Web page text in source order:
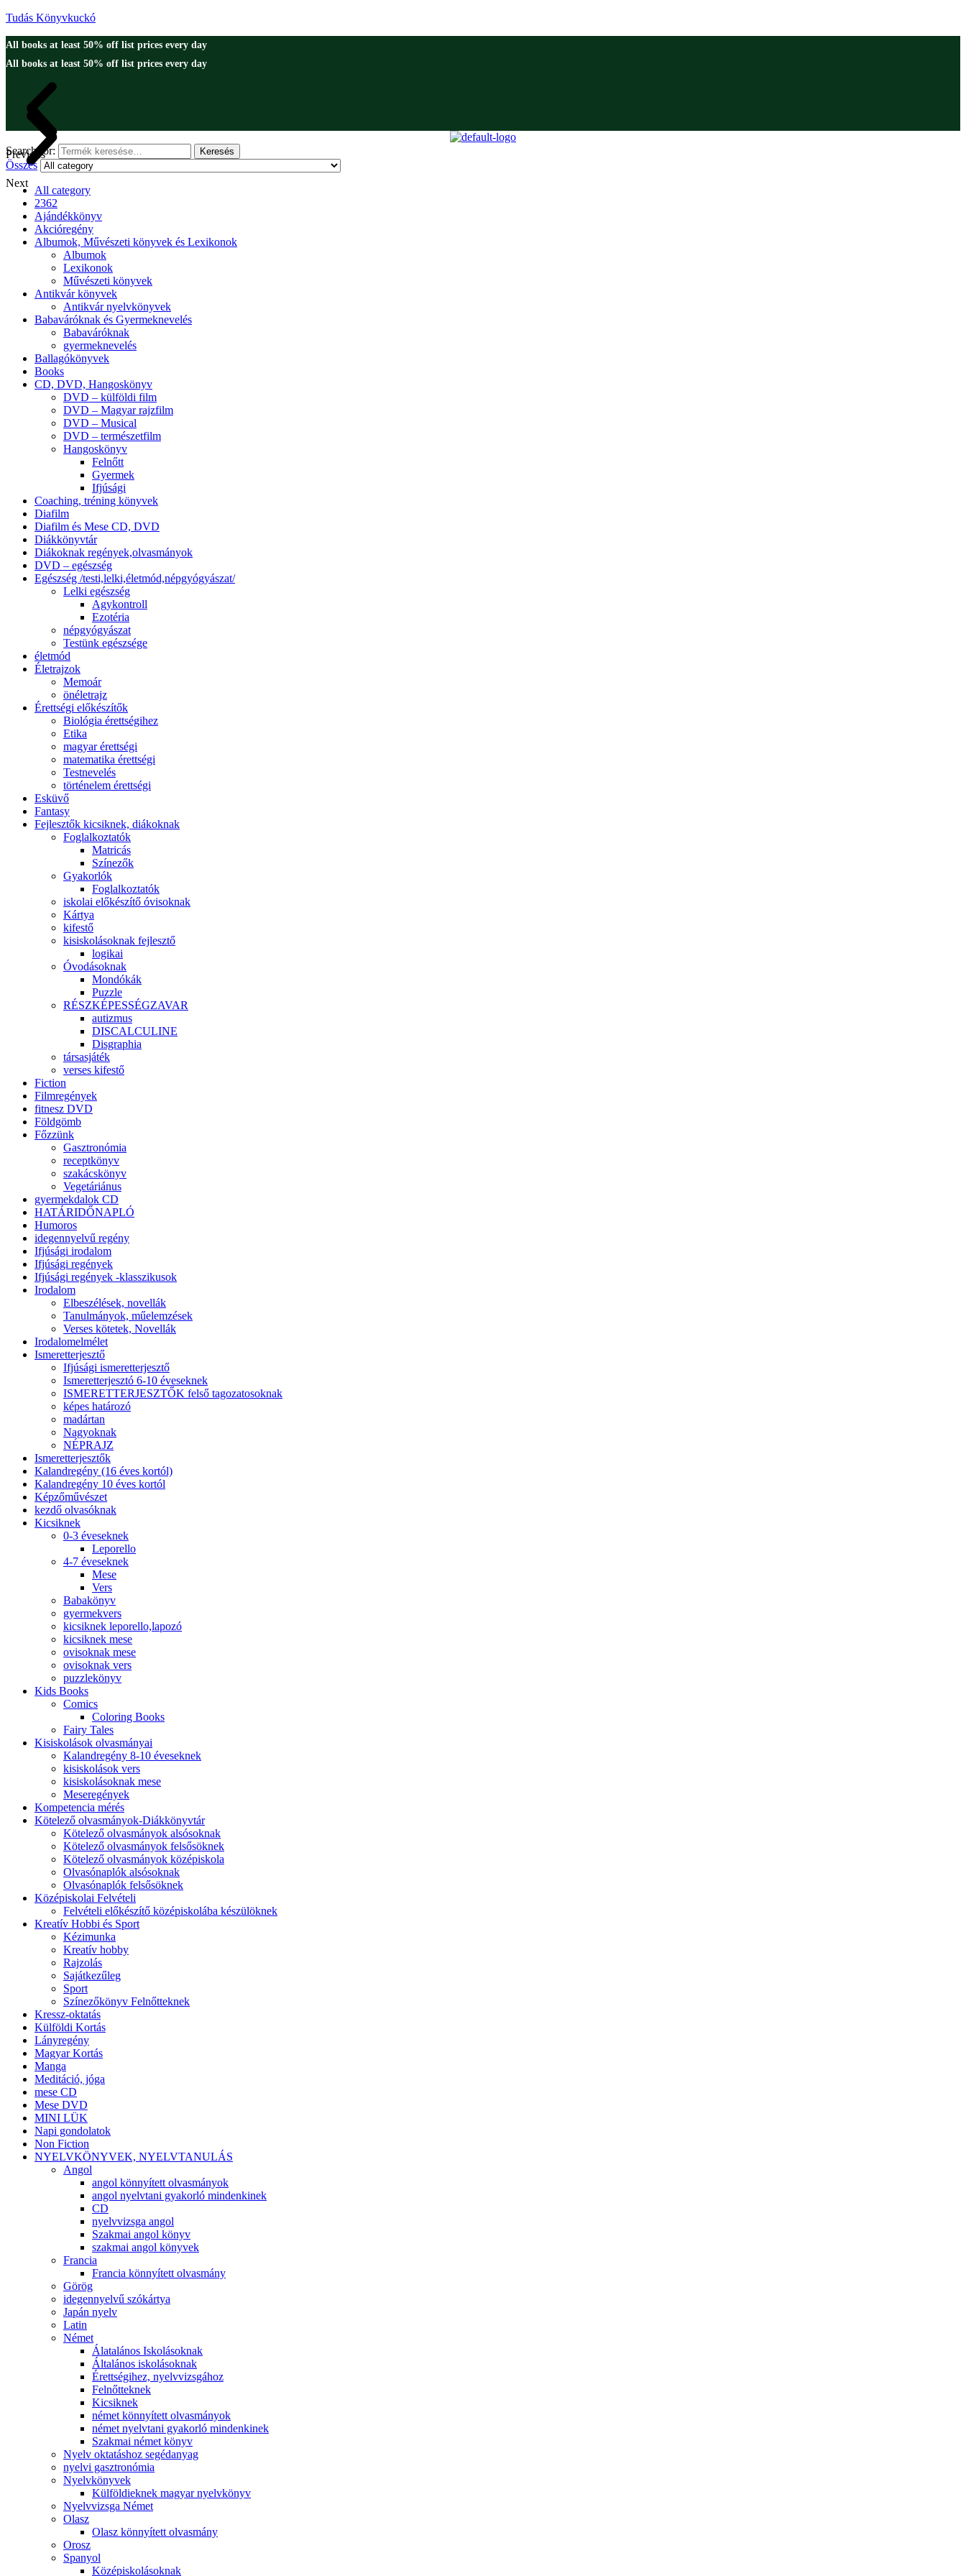
Tudás Könyvkuckó
All books at least 50% off list prices every day
All books at least 50% off list prices every day
Previous
Next
Search for: Keresés
Összes
All category
2362
Ajándékkönyv
Akcióregény
Albumok, Művészeti könyvek és Lexikonok
Albumok
Lexikonok
Művészeti könyvek
Antikvár könyvek
Antikvár nyelvkönyvek
Babaváróknak és Gyermeknevelés
Babaváróknak
gyermeknevelés
Ballagókönyvek
Books
CD, DVD, Hangoskönyv
DVD – külföldi film
DVD – Magyar rajzfilm
DVD – Musical
DVD – természetfilm
Hangoskönyv
Felnőtt
Gyermek
Ifjúsági
Coaching, tréning könyvek
Diafilm
Diafilm és Mese CD, DVD
Diákkönyvtár
Diákoknak regények,olvasmányok
DVD – egészség
Egészség /testi,lelki,életmód,népgyógyászat/
Lelki egészség
Agykontroll
Ezotéria
népgyógyászat
Testünk egészsége
életmód
Életrajzok
Memoár
önéletrajz
Érettségi előkészítők
Biológia érettségihez
Etika
magyar érettségi
matematika érettségi
Testnevelés
történelem érettségi
Esküvő
Fantasy
Fejlesztők kicsiknek, diákoknak
Foglalkoztatók
Matricás
Színezők
Gyakorlók
Foglalkoztatók
iskolai előkészítő óvisoknak
Kártya
kifestő
kisiskolásoknak fejlesztő
logikai
Óvodásoknak
Mondókák
Puzzle
RÉSZKÉPESSÉGZAVAR
autizmus
DISCALCULINE
Disgraphia
társasjáték
verses kifestő
Fiction
Filmregények
fitnesz DVD
Földgömb
Főzzünk
Gasztronómia
receptkönyv
szakácskönyv
Vegetáriánus
gyermekdalok CD
HATÁRIDŐNAPLÓ
Humoros
idegennyelvű regény
Ifjúsági irodalom
Ifjúsági regények
Ifjúsági regények -klasszikusok
Irodalom
Elbeszélések, novellák
Tanulmányok, műelemzések
Verses kötetek, Novellák
Irodalomelmélet
Ismeretterjesztő
Ifjúsági ismeretterjesztő
Ismeretterjesztó 6-10 éveseknek
ISMERETTERJESZTŐK felső tagozatosoknak
képes határozó
madártan
Nagyoknak
NÉPRAJZ
Ismeretterjesztők
Kalandregény (16 éves kortól)
Kalandregény 10 éves kortól
Képzőművészet
kezdő olvasóknak
Kicsiknek
0-3 éveseknek
Leporello
4-7 éveseknek
Mese
Vers
Babakönyv
gyermekvers
kicsiknek leporello,lapozó
kicsiknek mese
ovisoknak mese
ovisoknak vers
puzzlekönyv
Kids Books
Comics
Coloring Books
Fairy Tales
Kisiskolások olvasmányai
Kalandregény 8-10 éveseknek
kisiskolások vers
kisiskolásoknak mese
Meseregények
Kompetencia mérés
Kötelező olvasmányok-Diákkönyvtár
Kötelező olvasmányok alsósoknak
Kötelező olvasmányok felsősöknek
Kötelező olvasmányok középiskola
Olvasónaplók alsósoknak
Olvasónaplók felsősöknek
Középiskolai Felvételi
Felvételi előkészítő középiskolába készülöknek
Kreatív Hobbi és Sport
Kézimunka
Kreatív hobby
Rajzolás
Sajátkezűleg
Sport
Színezőkönyv Felnőtteknek
Kressz-oktatás
Külföldi Kortás
Lányregény
Magyar Kortás
Manga
Meditáció, jóga
mese CD
Mese DVD
MINI LÜK
Napi gondolatok
Non Fiction
NYELVKÖNYVEK, NYELVTANULÁS
Angol
angol könnyített olvasmányok
angol nyelvtani gyakorló mindenkinek
CD
nyelvvizsga angol
Szakmai angol könyv
szakmai angol könyvek
Francia
Francia könnyített olvasmány
Görög
idegennyelvű szókártya
Japán nyelv
Latin
Német
Álatalános Iskolásoknak
Általános iskolásoknak
Érettségihez, nyelvvizsgához
Felnőtteknek
Kicsiknek
német könnyített olvasmányok
német nyelvtani gyakorló mindenkinek
Szakmai német könyv
Nyelv oktatáshoz segédanyag
nyelvi gasztronómia
Nyelvkönyvek
Külföldieknek magyar nyelvkönyv
Nyelvvizsga Német
Olasz
Olasz könnyített olvasmány
Orosz
Spanyol
Középiskolásoknak